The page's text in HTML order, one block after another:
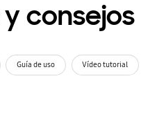
consejos
Guía de uso Vídeo tutorial